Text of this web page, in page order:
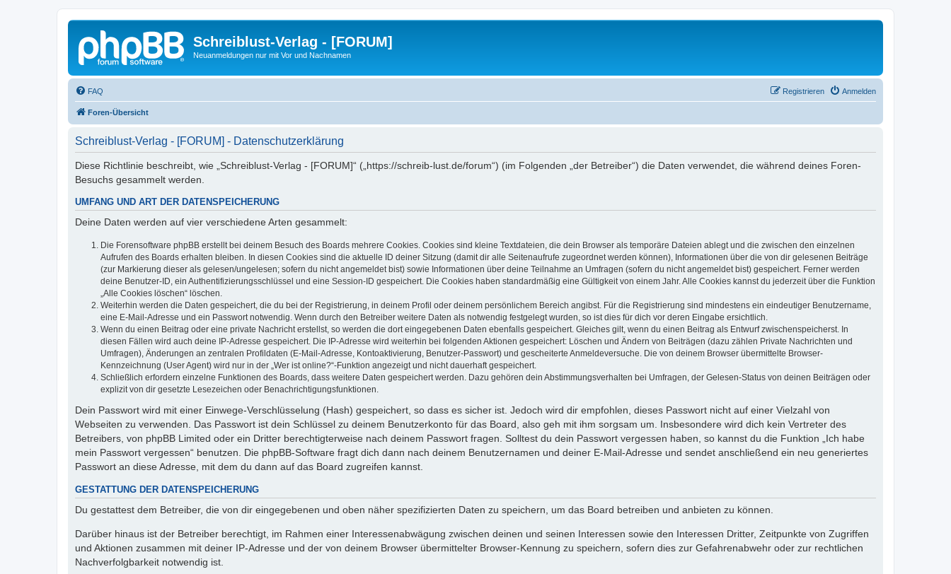
Schreiblust-Verlag - [FORUM]
Neuanmeldungen nur mit Vor und Nachnamen
FAQ Anmelden
Registrieren
Foren-Übersicht
Schreiblust-Verlag - [FORUM] - Datenschutzerklärung
Diese Richtlinie beschreibt, wie „Schreiblust-Verlag - [FORUM]“ („https://schreib-lust.de/forum“) (im Folgenden „der Betreiber“) die Daten verwendet, die während deines Foren-
Besuchs gesammelt werden.
UMFANG UND ART DER DATENSPEICHERUNG
Deine Daten werden auf vier verschiedene Arten gesammelt:
Die Forensoftware phpBB erstellt bei deinem Besuch des Boards mehrere Cookies. Cookies sind kleine Textdateien, die dein Browser als temporäre Dateien ablegt und die zwischen den einzelnen
Aufrufen des Boards erhalten bleiben. In diesen Cookies sind die aktuelle ID deiner Sitzung (damit dir alle Seitenaufrufe zugeordnet werden können), Informationen über die von dir gelesenen Beiträge
(zur Markierung dieser als gelesen/ungelesen; sofern du nicht angemeldet bist) sowie Informationen über deine Teilnahme an Umfragen (sofern du nicht angemeldet bist) gespeichert. Ferner werden
deine Benutzer-ID, ein Authentifizierungsschlüssel und eine Session-ID gespeichert. Die Cookies haben standardmäßig eine Gültigkeit von einem Jahr. Alle Cookies kannst du jederzeit über die Funktion
„Alle Cookies löschen“ löschen.
Weiterhin werden die Daten gespeichert, die du bei der Registrierung, in deinem Profil oder deinem persönlichem Bereich angibst. Für die Registrierung sind mindestens ein eindeutiger Benutzername,
eine E-Mail-Adresse und ein Passwort notwendig. Wenn durch den Betreiber weitere Daten als notwendig festgelegt wurden, so ist dies für dich vor deren Eingabe ersichtlich.
Wenn du einen Beitrag oder eine private Nachricht erstellst, so werden die dort eingegebenen Daten ebenfalls gespeichert. Gleiches gilt, wenn du einen Beitrag als Entwurf zwischenspeicherst. In
diesen Fällen wird auch deine IP-Adresse gespeichert. Die IP-Adresse wird weiterhin bei folgenden Aktionen gespeichert: Löschen und Ändern von Beiträgen (dazu zählen Private Nachrichten und
Umfragen), Änderungen an zentralen Profildaten (E-Mail-Adresse, Kontoaktivierung, Benutzer-Passwort) und gescheiterte Anmeldeversuche. Die von deinem Browser übermittelte Browser-
Kennzeichnung (User Agent) wird nur in der „Wer ist online?“-Funktion angezeigt und nicht dauerhaft gespeichert.
Schließlich erfordern einzelne Funktionen des Boards, dass weitere Daten gespeichert werden. Dazu gehören dein Abstimmungsverhalten bei Umfragen, der Gelesen-Status von deinen Beiträgen oder
explizit von dir gesetzte Lesezeichen oder Benachrichtigungsfunktionen.
Dein Passwort wird mit einer Einwege-Verschlüsselung (Hash) gespeichert, so dass es sicher ist. Jedoch wird dir empfohlen, dieses Passwort nicht auf einer Vielzahl von
Webseiten zu verwenden. Das Passwort ist dein Schlüssel zu deinem Benutzerkonto für das Board, also geh mit ihm sorgsam um. Insbesondere wird dich kein Vertreter des
Betreibers, von phpBB Limited oder ein Dritter berechtigterweise nach deinem Passwort fragen. Solltest du dein Passwort vergessen haben, so kannst du die Funktion „Ich habe
mein Passwort vergessen“ benutzen. Die phpBB-Software fragt dich dann nach deinem Benutzernamen und deiner E-Mail-Adresse und sendet anschließend ein neu generiertes
Passwort an diese Adresse, mit dem du dann auf das Board zugreifen kannst.
GESTATTUNG DER DATENSPEICHERUNG
Du gestattest dem Betreiber, die von dir eingegebenen und oben näher spezifizierten Daten zu speichern, um das Board betreiben und anbieten zu können.
Darüber hinaus ist der Betreiber berechtigt, im Rahmen einer Interessenabwägung zwischen deinen und seinen Interessen sowie den Interessen Dritter, Zeitpunkte von Zugriffen
und Aktionen zusammen mit deiner IP-Adresse und der von deinem Browser übermittelter Browser-Kennung zu speichern, sofern dies zur Gefahrenabwehr oder zur rechtlichen
Nachverfolgbarkeit notwendig ist.